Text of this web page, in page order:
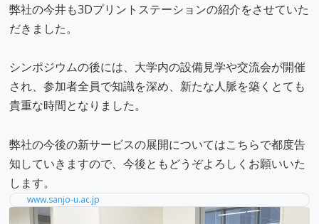
弊社の今井も3Dプリントステーションの紹介をさせていた
だきました。
シンポジウムの後には、大学内の設備見学や交流会が開催
され、参加者全員で知識を深め、新たな人脈を築くとても
貴重な時間となりました。
弊社の今後の新サービスの展開についてはこちらで都度告
知していきますので、今後ともどうぞよろしくお願いいた
します。
www.sanjo-u.ac.jp